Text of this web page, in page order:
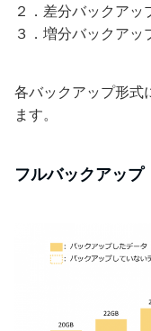
２．差分バックアッ
３．増分バックアッ
各バックアップ形式
ます。
フルバックアップ